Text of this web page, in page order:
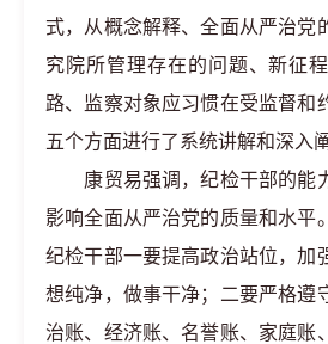
式，从概念解释、全面从严治党
究院所管理存在的问题、新征
路、监察对象应习惯在受监督和
五个方面进行了系统讲解和深入阐
康贸易强调，纪检干部的能
影响全面从严治党的质量和水平
纪检干部一要提高政治站位，加
想纯净，做事干净；二要严格遵
治账、经济账、名誉账、家庭账